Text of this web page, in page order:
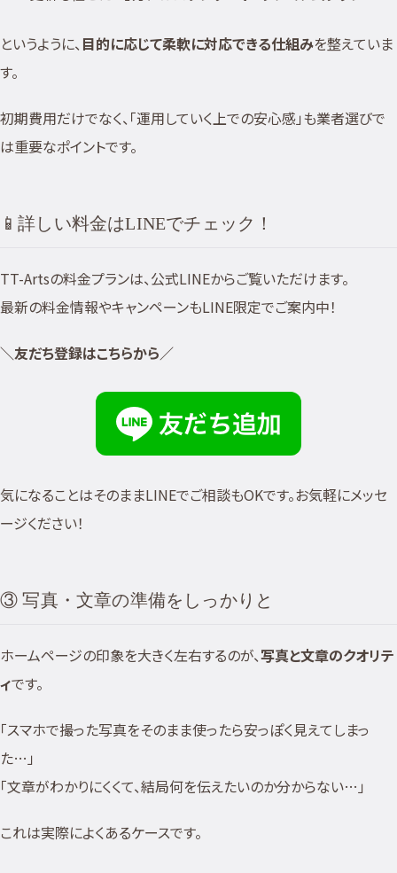
というように、目的に応じて柔軟に対応できる仕組みを整えていま
す。
初期費用だけでなく、「運用していく上での安心感」も業者選びで
は重要なポイントです。
📱詳しい料金はLINEでチェック！
TT-Artsの料金プランは、公式LINEからご覧いただけます。
最新の料金情報やキャンペーンもLINE限定でご案内中！
＼友だち登録はこちらから／
気になることはそのままLINEでご相談もOKです。お気軽にメッセ
ージください！
③ 写真・文章の準備をしっかりと
ホームページの印象を大きく左右するのが、写真と文章のクオリテ
ィです。
「スマホで撮った写真をそのまま使ったら安っぽく見えてしまっ
た…」
「文章がわかりにくくて、結局何を伝えたいのか分からない…」
これは実際によくあるケースです。